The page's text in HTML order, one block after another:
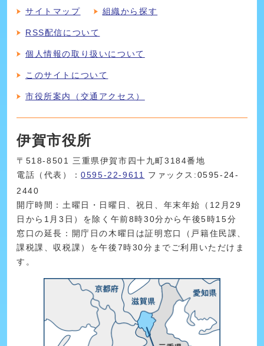
サイトマップ 組織から探す
RSS配信について
個人情報の取り扱いについて
このサイトについて
市役所案内（交通アクセス）
伊賀市役所
〒518-8501 三重県伊賀市四十九町3184番地
電話（代表）：0595-22-9611
ファックス:0595-24-
2440
開庁時間：土曜日・日曜日、祝日、年末年始（12月29
日から1月3日）を除く午前8時30分から午後5時15分
窓口の延長：開庁日の木曜日は証明窓口（戸籍住民課、
課税課、収税課）を午後7時30分までご利用いただけま
す。